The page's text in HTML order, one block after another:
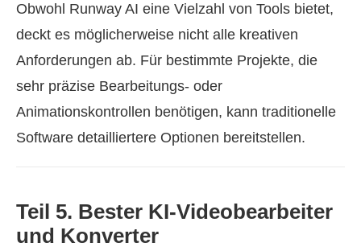
Obwohl Runway AI eine Vielzahl von Tools bietet,
deckt es möglicherweise nicht alle kreativen
Anforderungen ab. Für bestimmte Projekte, die
sehr präzise Bearbeitungs‑ oder
Animationskontrollen benötigen, kann traditionelle
Software detailliertere Optionen bereitstellen.
Teil 5. Bester KI‑Videobearbeiter
und Konverter